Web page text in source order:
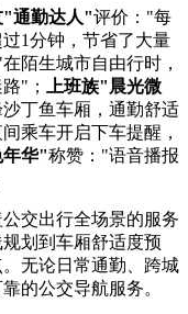
"通勤达人"评价："每
1分钟，节省了大量
陌生城市自由行时，
"；
上班族"晨光微
丁鱼车厢，通勤舒适
乘车开启下车提醒，
华"称赞："语音播报
交出行全场景的服务
划到车厢舒适度预
无论日常通勤、跨城
的公交导航服务。